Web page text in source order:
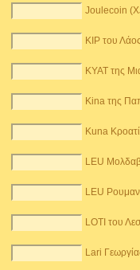
Joulecoin
KIP του
KYAT της
Kina της
Kuna
LEU
LEU
LOTI του
Lari